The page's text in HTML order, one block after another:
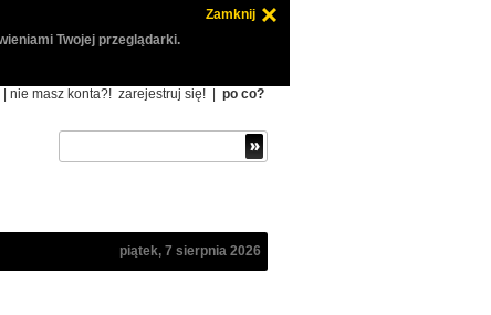
Zamknij
Twojej przeglądarki.
| nie masz konta?! zarejestruj się! po co?
piątek, 7 sierpnia 2026